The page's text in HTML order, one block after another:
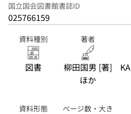
国立国会図書館書誌ID
025766159
資料種別
図書
著者
柳田国男 [著]
ほか
資料形態
ページ数・大き